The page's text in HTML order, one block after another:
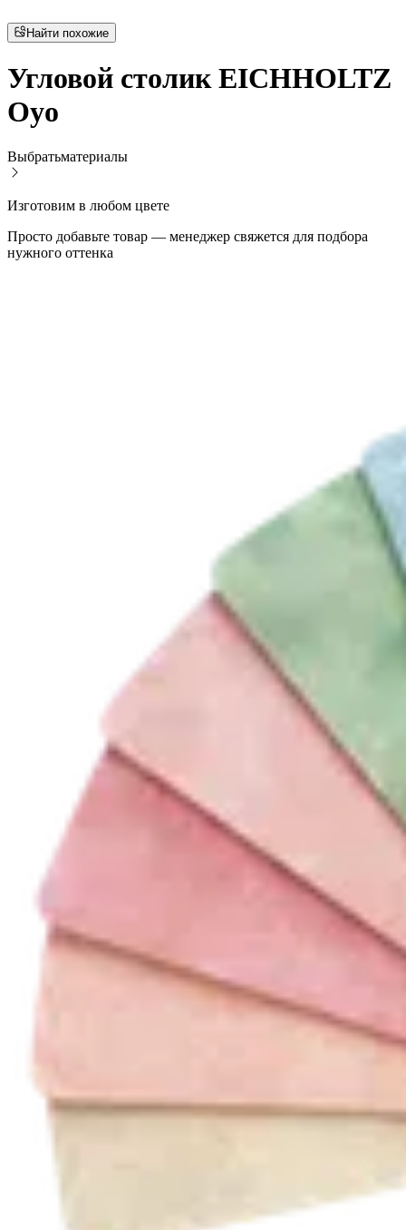
Найти похожие
Угловой столик EICHHOLTZ
Oyo
Выбратьматериалы
Изготовим в любом цвете
Просто добавьте товар — менеджер свяжется для подбора
нужного оттенка